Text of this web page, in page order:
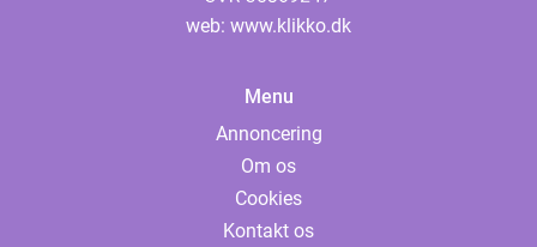
web: www.klikko.dk
Menu
Annoncering
Om os
Cookies
Kontakt os